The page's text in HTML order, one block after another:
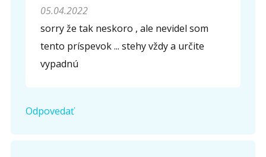
05.04.2022
sorry že tak neskoro , ale nevidel som
tento príspevok ... stehy vždy a určite
vypadnú
Odpovedať